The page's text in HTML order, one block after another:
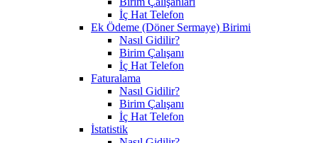
İç Hat Telefon
Ek Ödeme (Döner Sermaye) Birimi
Nasıl Gidilir?
Birim Çalışanı
İç Hat Telefon
Faturalama
Nasıl Gidilir?
Birim Çalışanı
İç Hat Telefon
İstatistik